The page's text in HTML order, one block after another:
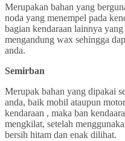
Merupakan bahan yang
noda yang menempel pada
bagian kendaraan lainnya
mengandung wax sehingga
anda.
Semirban
Merupak bahan yang dipakai
anda, baik mobil ataupun
kendaraan , maka ban
mengkilat, setelah
bersih hitam dan enak dilihat.